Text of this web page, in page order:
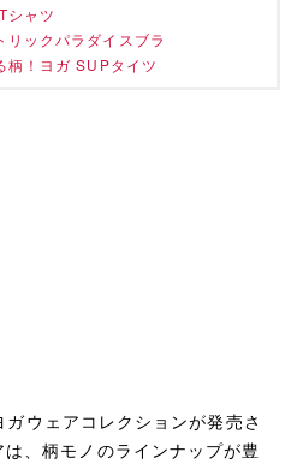
シャツ
ックパラダイスブラ
柄！ヨガ SUPタイツ
ウェアコレクションが発売さ
、柄モノのラインナップが豊